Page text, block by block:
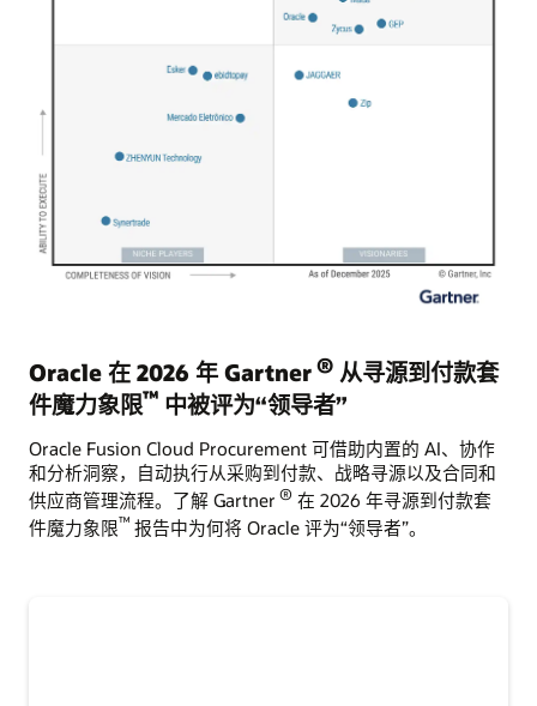
Oracle 在 2026 年 Gartner® 从寻源到付款套
件魔力象限™ 中被评为“领导者”
Oracle Fusion Cloud Procurement 可借助内置的 AI、协作
和分析洞察，自动执行从采购到付款、战略寻源以及合同和
供应商管理流程。了解 Gartner ® 在 2026 年寻源到付款套
件魔力象限™ 报告中为何将 Oracle 评为“领导者”。